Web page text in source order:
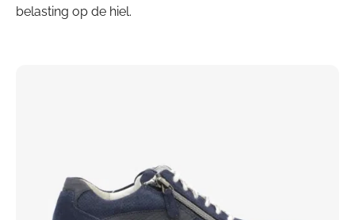
belasting op de hiel.